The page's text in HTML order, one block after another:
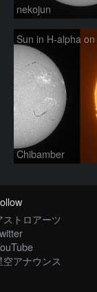
nekojun
Chibamber
ストロアーツ
空アナウンス